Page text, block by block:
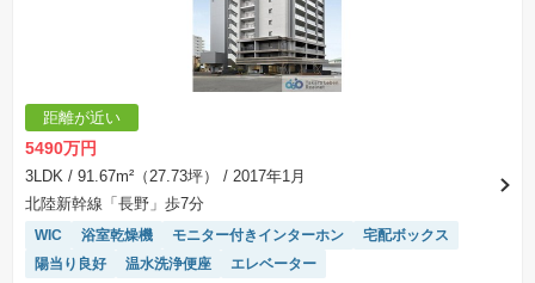
距離が近い
5490万円
3LDK / 91.67m²（27.73坪）
/ 2017年1月
北陸新幹線「長野」歩7分
WIC 浴室乾燥機 モニター付きインターホン
宅配ボックス
陽当り良好
温水洗浄便座 エレベーター